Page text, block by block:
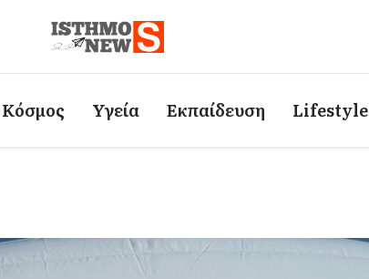
Κόσμος Υγεία Εκπαίδευση Lifestyle